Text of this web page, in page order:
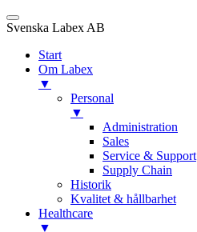
Svenska Labex AB
Start
Om Labex
▼
Personal
▼
Administration
Sales
Service & Support
Supply Chain
Historik
Kvalitet & hållbarhet
Healthcare
▼